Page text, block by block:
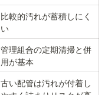
比較的汚れが蓄積しにく
い
管理組合の定期清掃と併
用が基本
古い配管は汚れが付着し